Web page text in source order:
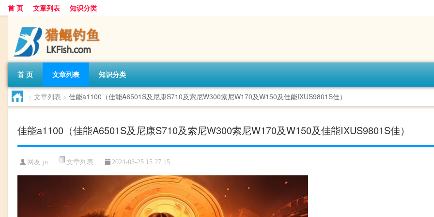
首 页 文章列表 知识分类
首 页 文章列表 知识分类
> 文章列表 > 佳能a1100（佳能A6501S及尼康S710及索尼W300索尼W170及W150及佳能IXUS9801S佳）
佳能a1100（佳能A6501S及尼康S710及索尼W300索尼W170及W150及佳能IXUS9801S佳）
网友:jn 文章列表 2024-03-25 15:27:15